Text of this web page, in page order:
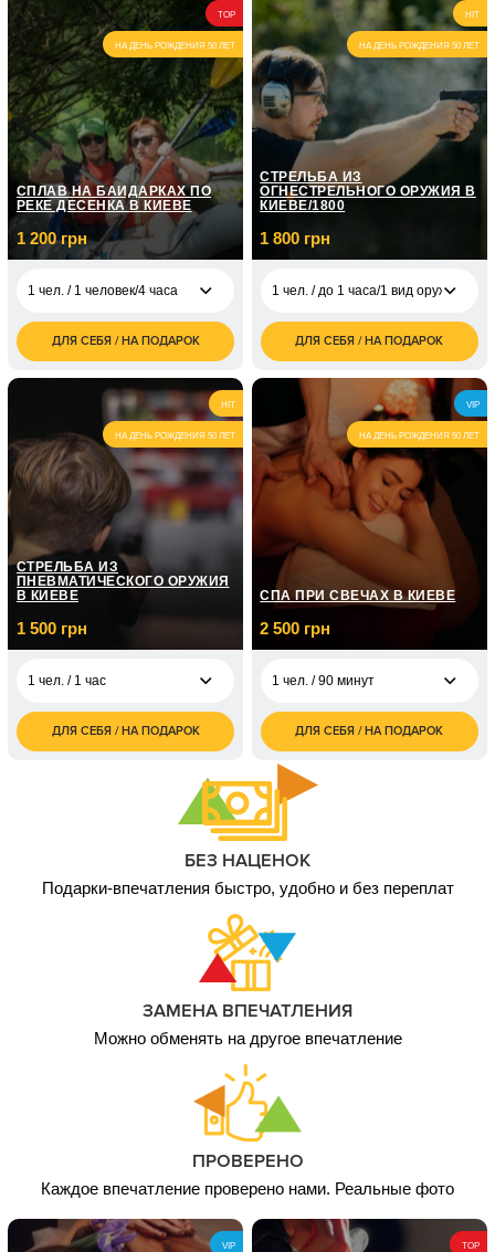
2 чел. / 60 минут
3 600
грн
1 чел. / На
собственном авто/2
часа
3 500
грн
1 чел. / Курс
экстремального
вождения/6 занятий
по 2 часа
21 000
грн
TOP
НА ДЕНЬ РОЖДЕНИЯ 50 ЛЕТ
СПЛАВ НА БАЙДАРКАХ ПО
РЕКЕ ДЕСЕНКА В КИЕВЕ
1 200 грн
1 чел. / 1 человек/4 часа
1 чел. / 1 человек/4
часа
грн
2 400
грн
ДЛЯ СЕБЯ / НА ПОДАРОК
HIT
НА ДЕНЬ РОЖДЕНИЯ 50 ЛЕТ
СТРЕЛЬБА ИЗ
ОГНЕСТРЕЛЬНОГО ОРУЖИЯ В
КИЕВЕ/1800
1 800 грн
1 чел. / до 1 часа/1 вид оружия
1 чел. / до 1 часа/1
вид оружия
грн
2 чел. / до 1 часа/1
вид оружия
3 600
грн
1 чел. / до 1 часа/
боевой калибр
2 чел. / до 1 часа/
боевой калибр
6 000
грн
1 чел. / До 2 часов/ 3
вида оружия
5 000
грн
вида оружия
ДЛЯ СЕБЯ / НА ПОДАРОК
HIT
НА ДЕНЬ РОЖДЕНИЯ 50 ЛЕТ
СТРЕЛЬБА ИЗ
ПНЕВМАТИЧЕСКОГО ОРУЖИЯ
В КИЕВЕ
1 500 грн
1 чел. / 1 час
1 500
грн
1 800
грн
ДЛЯ СЕБЯ / НА ПОДАРОК
VIP
НА ДЕНЬ РОЖДЕНИЯ 50 ЛЕТ
СПА ПРИ СВЕЧАХ В КИЕВЕ
2 500 грн
1 чел. / 90 минут
2 500
грн
2 чел. / 90 минут
ДЛЯ СЕБЯ / НА ПОДАРОК
БЕЗ НАЦЕНОК
Подарки-впечатления быстро, удобно и без переплат
ЗАМЕНА ВПЕЧАТЛЕНИЯ
Можно обменять на другое впечатление
ПРОВЕРЕНО
Каждое впечатление проверено нами. Реальные фото
VIP TOP